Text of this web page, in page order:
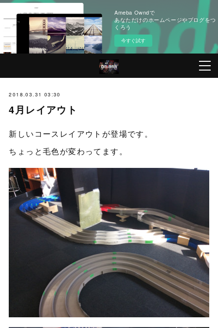
Ameba Owndで
あなただけのホームページやブログをつ
くろう
今すぐ試す
2018.03.31 03:30
4月レイアウト
新しいコースレイアウトが登場です。
ちょっと毛色が変わってます。